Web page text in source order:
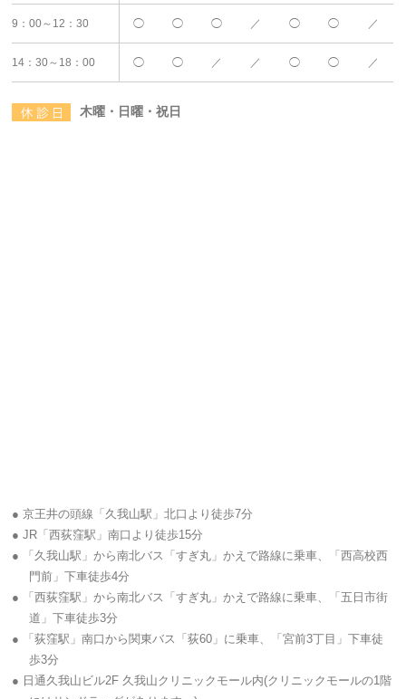
9：00～12：30 ◯ ◯ ◯ ／ ◯ ◯ ／
14：30～18：00 ◯ ◯ ／ ／ ◯ ◯ ／
木曜・日曜・祝日
● 京王井の頭線「久我山駅」北口より徒歩7分
● JR「西荻窪駅」南口より徒歩15分
● 「久我山駅」から南北バス「すぎ丸」かえで路線に乗車、「西高校西
門前」下車徒歩4分
● 「西荻窪駅」から南北バス「すぎ丸」かえで路線に乗車、「五日市街
道」下車徒歩3分
● 「荻窪駅」南口から関東バス「荻60」に乗車、「宮前3丁目」下車徒
歩3分
● 日通久我山ビル2F 久我山クリニックモール内(クリニックモールの1階